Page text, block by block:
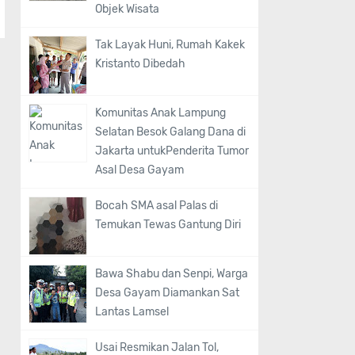
Objek Wisata
Tak Layak Huni, Rumah Kakek
Kristanto Dibedah
Komunitas Anak Lampung
Selatan Besok Galang Dana di
Jakarta untukPenderita Tumor
Asal Desa Gayam
Bocah SMA asal Palas di
Temukan Tewas Gantung Diri
Bawa Shabu dan Senpi, Warga
Desa Gayam Diamankan Sat
Lantas Lamsel
Usai Resmikan Jalan Tol,